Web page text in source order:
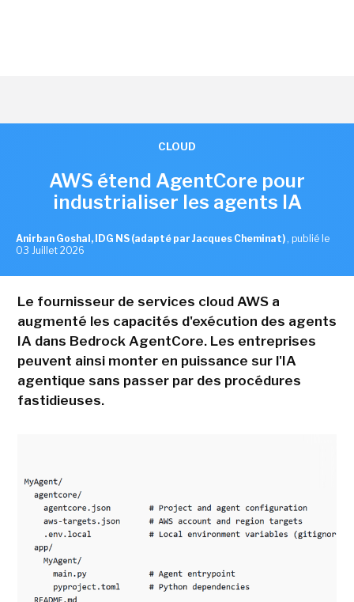
CLOUD
AWS étend AgentCore pour
industrialiser les agents IA
Anirban Goshal, IDG NS (adapté par Jacques Cheminat) , publié le
03 Juillet 2026
Le fournisseur de services cloud AWS a
augmenté les capacités d'exécution des agents
IA dans Bedrock AgentCore. Les entreprises
peuvent ainsi monter en puissance sur l'IA
agentique sans passer par des procédures
fastidieuses.